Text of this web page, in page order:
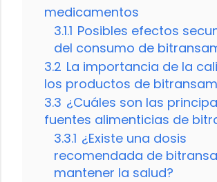
medicamentos
3.1.1 Posibles efectos
del consumo de
3.2 La importancia de la
los productos de
3.3 ¿Cuáles son las
fuentes alimenticias de
3.3.1 ¿Existe una dosis
recomendada de
mantener la salud?